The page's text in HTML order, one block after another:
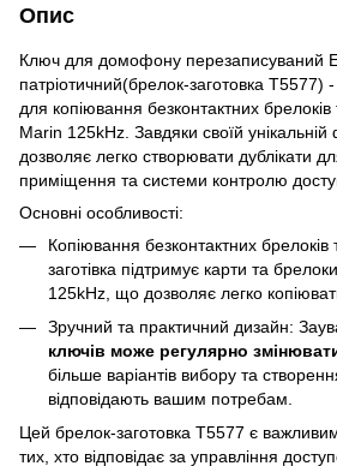
Опис
Ключ для домофону перезаписуваний
патріотичний(брелок-заготовка Т5577)
для копіювання безконтактних
Marin 125kHz. Завдяки своїй унікальній
дозволяє легко створювати дублікати
приміщення та системи контролю
Основні особливості:
Копіювання безконтактних
заготівка підтримує карти та
125kHz, що дозволяє легко
Зручний та практичний дизайн:
ключів може регулярно
більше варіантів вибору та
відповідають вашим потребам.
Цей брелок-заготовка Т5577 є
тих, хто відповідає за управління